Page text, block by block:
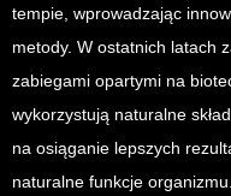
tempie, wprowadzając
metody. W ostatnich latach
zabiegami opartymi na
wykorzystują naturalne
na osiąganie lepszych
naturalne funkcje organizmu.